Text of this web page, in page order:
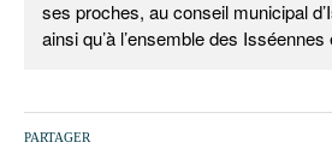
ses proches, au conseil municipal
ainsi qu’à l’ensemble des
PARTAGER